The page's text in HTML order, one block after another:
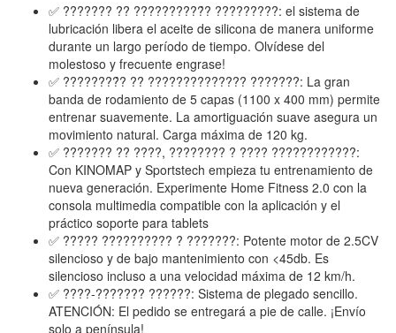
✅ ??????? ?? ??????????́? ?????????: el sistema de
lubricación libera el aceite de silicona de manera uniforme
durante un largo período de tiempo. Olvídese del
molestoso y frecuente engrase!
✅ ????????́? ?? ?????????????? ???????: La gran
banda de rodamiento de 5 capas (1100 x 400 mm) permite
entrenar suavemente. La amortiguación suave asegura un
movimiento natural. Carga máxima de 120 kg.
✅ ??????? ?? ????, ???????? ? ???? ????????????:
Con KINOMAP y Sportstech empieza tu entrenamiento de
nueva generación. Experimente Home Fitness 2.0 con la
consola multimedia compatible con la aplicación y el
práctico soporte para tablets
✅ ????? ?????????? ? ???????: Potente motor de 2.5CV
silencioso y de bajo mantenimiento con <45db. Es
silencioso incluso a una velocidad máxima de 12 km/h.
✅ ????-??????? ??????: Sistema de plegado sencillo.
ATENCIÓN: El pedido se entregará a pie de calle. ¡Envío
solo a península!